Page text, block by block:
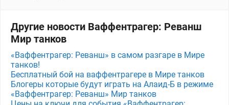
Другие новости Ваффентрагер: Реванш
Мир танков
«Ваффентрагер: Реванш» в самом разгаре в Мире
танков!
Бесплатный бой на ваффентрагере в Мире танков
Блогеры которые будут играть на Алаид-Б в режиме
«Ваффентрагер: Реванш» Мир танков